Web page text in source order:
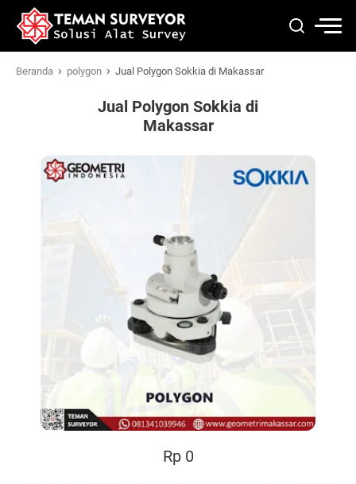
Beranda › polygon › Jual Polygon Sokkia di Makassar
Jual Polygon Sokkia di
Makassar
Rp 0